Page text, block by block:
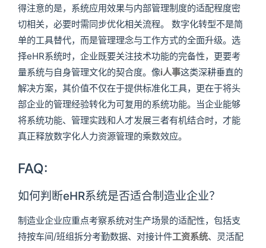
得注意的是，系统应用效果与内部管理制度的适配程度密
切相关，必要时需同步优化相关流程。 数字化转型不是简
单的工具替代，而是管理理念与工作方式的全面升级。选
择eHR系统时，企业既要关注技术功能的完备性，更要考
量系统与自身管理文化的契合度。像i人事这类深耕垂直的
解决方案，其价值不仅在于提供标准化工具，更在于将头
部企业的管理经验转化为可复用的系统功能。当企业能够
将系统功能、管理实践和人才发展三者有机结合时，才能
真正释放数字化人力资源管理的乘数效应。
FAQ:
如何判断eHR系统是否适合制造业企业？
制造业企业应重点考察系统对生产场景的适配性，包括支
持按车间/班组拆分考勤数据、对接计件工资系统、灵活配